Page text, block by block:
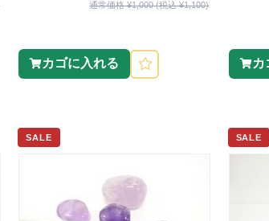
通常価格 ¥1,000 (税込 ¥1,100)
カゴに入れる カ
SALE SALE